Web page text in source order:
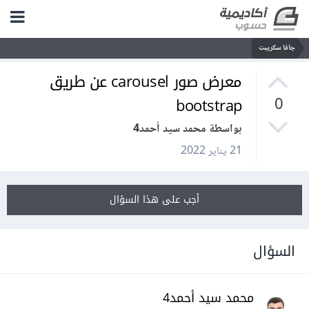
جافا سكريبت
0
معرض صور carousel عن طريق
bootstrap
بواسطة محمد سيد أحمد4
21 يناير 2022
أجب على هذا السؤال
السؤال
محمد سيد أحمد4